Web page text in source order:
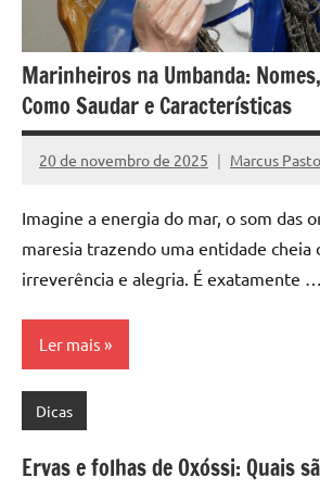
Marinheiros na Umbanda:
Como Saudar e Características
20 de novembro de 2025 Marcus
Nenhum
Imagine a energia do mar, o som das
maresia trazendo uma entidade cheia
irreverência e alegria. É exatamente …
Ler mais
Dicas
Ervas e folhas de Oxóssi: Quais